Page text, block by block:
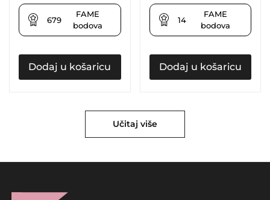
679
FAME
bodova
Dodaj u košaricu
14
FAME
bodova
Dodaj u košaricu
Učitaj više